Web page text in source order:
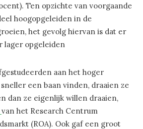
Ten opzichte van voorgaande
hoogopgeleiden in de
het gevolg hiervan is dat er
lager opgeleiden
aan het hoger
een baan vinden, draaien ze
dan ze eigenlijk willen draaien,
van het Research Centrum
(ROA). Ook gaf een groot